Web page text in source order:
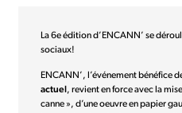
La 6e édition d’ENCANN’ se
sociaux!
ENCANN’, l’événement bénéfice
actuel, revient en force avec la
canne », d’une oeuvre en papier